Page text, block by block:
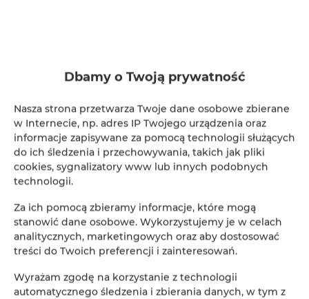
dzikiej fauny i pulsem bijącej przyrody. Soczysta roślinność
wprowadza w stan głębokiej harmonii z naturą.
W ciepłe dni lata, domek Mark VI w Mirotkach zapewnia
schronienie i chłód. Taras staje się naturalnym salonem, z
którego rozpościera się zapierający dech w piersiach
widok na Bory Tucholskie. To także doskonała baza
wypadowa na wycieczki, by odkryć ukryte zakątki tych
Dbamy o Twoją prywatność
Nasza strona przetwarza Twoje dane osobowe zbierane
w Internecie, np. adres IP Twojego urządzenia oraz
informacje zapisywane za pomocą technologii służących
do ich śledzenia i przechowywania, takich jak pliki
cookies, sygnalizatory www lub innych podobnych
technologii.
Za ich pomocą zbieramy informacje, które mogą
stanowić dane osobowe. Wykorzystujemy je w celach
analitycznych, marketingowych oraz aby dostosować
treści do Twoich preferencji i zainteresowań.
Wyrażam zgodę na korzystanie z technologii
automatycznego śledzenia i zbierania danych, w tym z